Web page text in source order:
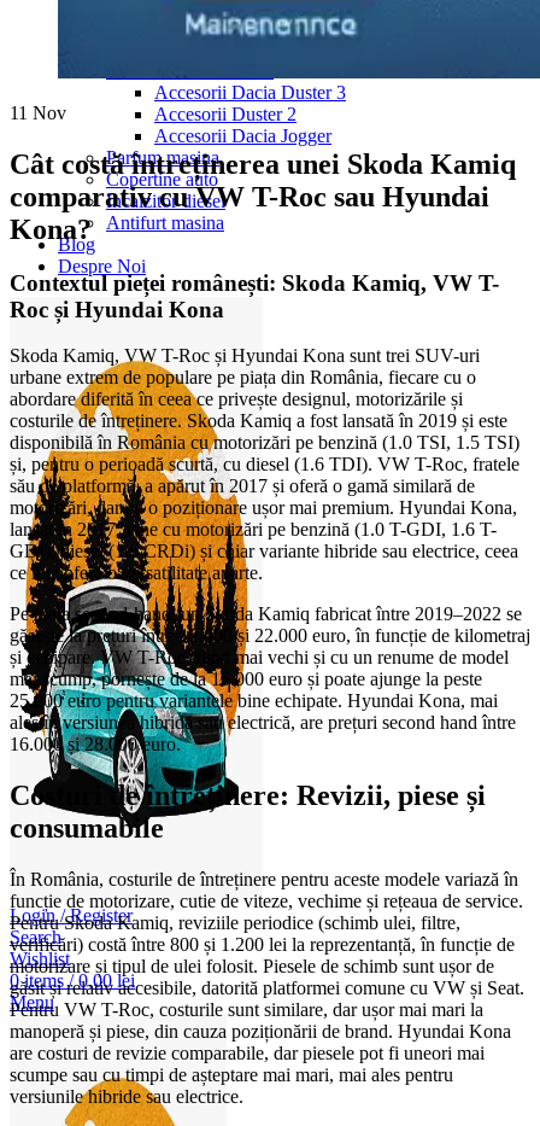
Sub 350 Litri
Peste 350 Litri
Accesorii Dacia Duster 3
Accesorii Duster 2
Accesorii Dacia Jogger
Parfum masina
Copertine auto
Incalzitor diesel
Antifurt masina
Blog
Despre Noi
Login / Register
Search
Wishlist
0items / 0,00lei
Menu
11 Nov
Cât costă întreținerea unei Skoda Kamiq
comparativ cu VW T-Roc sau Hyundai
Kona?
Contextul pieței românești: Skoda Kamiq, VW T-
Roc și Hyundai Kona
Skoda Kamiq, VW T-Roc și Hyundai Kona sunt trei SUV-uri
urbane extrem de populare pe piața din România, fiecare cu o
abordare diferită în ceea ce privește designul, motorizările și
costurile de întreținere. Skoda Kamiq a fost lansată în 2019 și este
disponibilă în România cu motorizări pe benzină (1.0 TSI, 1.5 TSI)
și, pentru o perioadă scurtă, cu diesel (1.6 TDI). VW T-Roc, fratele
său de platformă, a apărut în 2017 și oferă o gamă similară de
motorizări, dar cu o poziționare ușor mai premium. Hyundai Kona,
lansat în 2017, vine cu motorizări pe benzină (1.0 T-GDI, 1.6 T-
GDI), diesel (1.6 CRDi) și chiar variante hibride sau electrice, ceea
ce îi conferă o versatilitate aparte.
Pe piața second-hand, un Skoda Kamiq fabricat între 2019–2022 se
găsește la prețuri între 15.000 și 22.000 euro, în funcție de kilometraj
și echipare. VW T-Roc, fiind mai vechi și cu un renume de model
mai scump, pornește de la 16.000 euro și poate ajunge la peste
25.000 euro pentru variantele bine echipate. Hyundai Kona, mai
ales în versiunea hibridă sau electrică, are prețuri second hand între
16.000 și 28.000 euro.
Costuri de întreținere: Revizii, piese și
consumabile
În România, costurile de întreținere pentru aceste modele variază în
funcție de motorizare, cutie de viteze, vechime și rețeaua de service.
Pentru Skoda Kamiq, reviziile periodice (schimb ulei, filtre,
verificări) costă între 800 și 1.200 lei la reprezentanță, în funcție de
motorizare și tipul de ulei folosit. Piesele de schimb sunt ușor de
găsit și relativ accesibile, datorită platformei comune cu VW și Seat.
Pentru VW T-Roc, costurile sunt similare, dar ușor mai mari la
manoperă și piese, din cauza poziționării de brand. Hyundai Kona
are costuri de revizie comparabile, dar piesele pot fi uneori mai
scumpe sau cu timpi de așteptare mai mari, mai ales pentru
versiunile hibride sau electrice.